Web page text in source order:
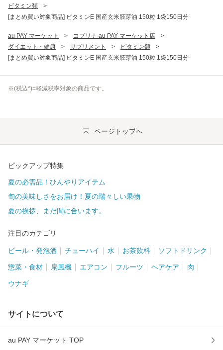
ビタミン類
>
[まとめ買い対象商品] ビタミンE 国産玄米胚芽油 150粒 1袋150日分
au PAY マーケット > コプリナ au PAY マーケット店
>
ダイエット・健康
> サプリメント > ビタミン類
>
[まとめ買い対象商品] ビタミンE 国産玄米胚芽油 150粒 1袋150日分
※(税込*)=軽減税率対象の商品です。
ページトップへ
ピックアップ特集
夏の必需品！ひんやりアイテム
旬の美味しさをお届け！夏の瑞々しい果物
夏の挨拶、まだ間に合います。
注目のカテゴリ
ビール・発泡酒 チューハイ 水 お茶飲料 ソフトドリンク
惣菜・食材 扇風機 エアコン フルーツ ヘアケア 肉
ウナギ
サイトについて
au PAY マーケット TOP